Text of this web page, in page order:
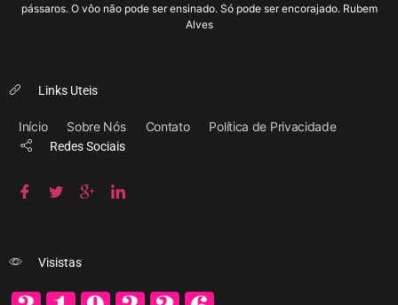
pássaros. O vôo não pode ser ensinado. Só pode ser encorajado. Rubem
Alves
Links Uteis
Início Sobre Nós Contato Política de Privacidade
Redes Sociais
Visistas